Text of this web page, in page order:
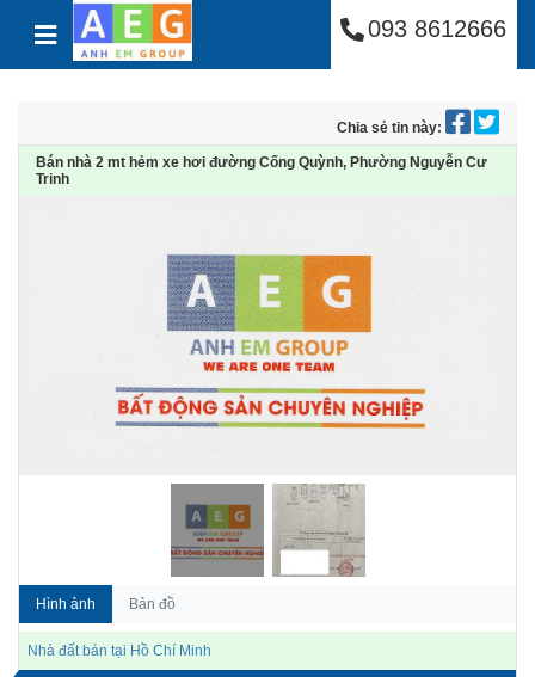
Skip to content Công Ty Cổ Phần
093 8612666
Chia sẻ tin này:
Bán nhà 2 mt hẻm xe hơi đường Cống Quỳnh, Phường Nguyễn Cư
Trinh
Hình ảnh Bản đồ
Nhà đất bán tại Hồ Chí Minh